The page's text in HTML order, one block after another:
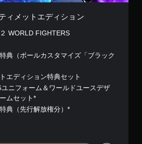
ィメットエディション
WORLD FIGHTERS
典（ボールカスタマイズ「ブラック
エディション特典セット
ニフォーム＆ワールドユースデザ
ムセット*
典（先行解放権分）*